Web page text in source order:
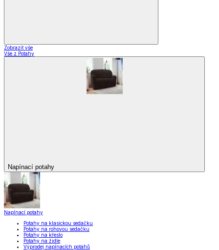
Zobrazit vše
Vše z Potahy
Napínací potahy
Napínací potahy
Potahy na klasickou sedačku
Potahy na rohovou sedačku
Potahy na křeslo
Potahy na židle
Výprodej napínacích potahů